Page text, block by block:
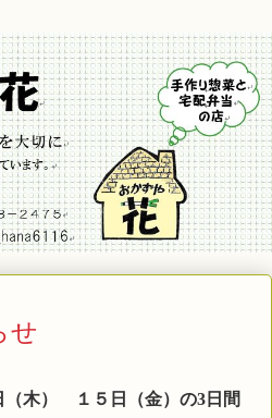
せ
木） １５日（金）の3日間